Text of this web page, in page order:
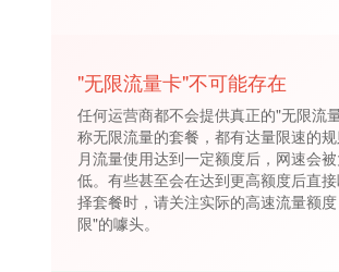
"无限流量卡"不可能存在
任何运营商都不会提供真正的"无限流
称无限流量的套餐，都有达量限速的
月流量使用达到一定额度后，网速会
低。有些甚至会在达到更高额度后直
择套餐时，请关注实际的高速流量额
限"的噱头。